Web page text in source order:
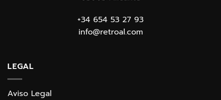
+34 654 53 27 93
info@retroal.com
LEGAL
Aviso Legal